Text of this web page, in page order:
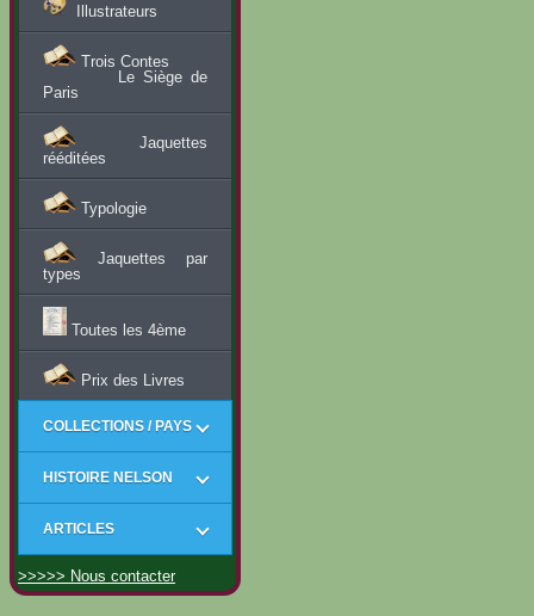
Illustrateurs
Trois Contes
Le Siège de
Paris
Jaquettes
rééditées
Typologie
Jaquettes par
types
Toutes les 4ème
Prix des Livres
COLLECTIONS / PAYS
HISTOIRE NELSON
ARTICLES
>>>>> Nous contacter